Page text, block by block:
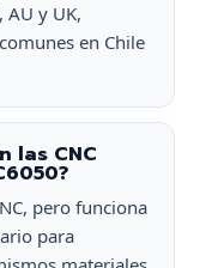
AU y UK,
en Chile
las CNC
pero funciona
para